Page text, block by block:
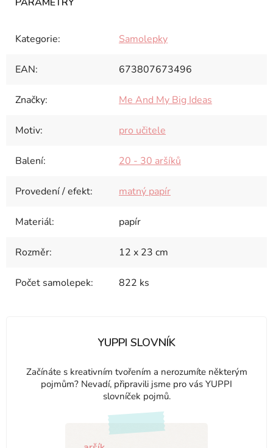
Kategorie: Samolepky
EAN: 673807673496
Značky: Me And My Big Ideas
Motiv: pro učitele
Balení: 20 - 30 aršíků
Provedení / efekt: matný papír
Materiál: papír
Rozměr: 12 x 23 cm
Počet samolepek: 822 ks
YUPPI SLOVNÍK
Začínáte s kreativním tvořením a nerozumíte některým
pojmům? Nevadí, připravili jsme pro vás YUPPI
slovníček pojmů.